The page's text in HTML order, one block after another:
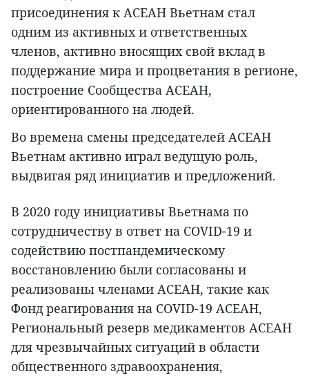
присоединения к АСЕАН Вьетнам стал
одним из активных и ответственных
членов, активно вносящих свой вклад в
поддержание мира и процветания в регионе,
построение Сообщества АСЕАН,
ориентированного на людей.
Во времена смены председателей АСЕАН
Вьетнам активно играл ведущую роль,
выдвигая ряд инициатив и предложений.
В 2020 году инициативы Вьетнама по
сотрудничеству в ответ на COVID-19 и
содействию постпандемическому
восстановлению были согласованы и
реализованы членами АСЕАН, такие как
Фонд реагирования на COVID-19 АСЕАН,
Региональный резерв медикаментов АСЕАН
для чрезвычайных ситуаций в области
общественного здравоохранения,